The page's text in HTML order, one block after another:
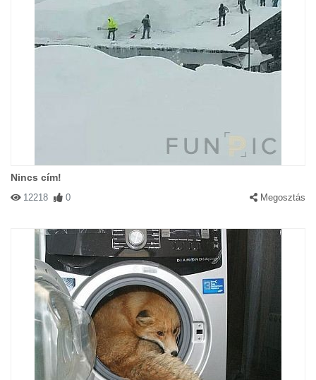
Nincs cím!
12218 0 Megosztás